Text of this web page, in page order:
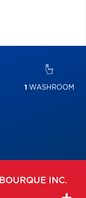
1 WASHROOM
BOURQUE INC.